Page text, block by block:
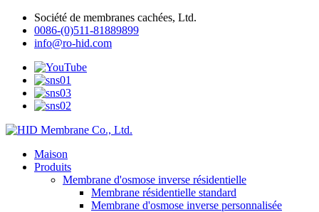
Société de membranes cachées, Ltd.
0086-(0)511-81889899
info@ro-hid.com
Maison
Produits
Membrane d'osmose inverse résidentielle
Membrane résidentielle standard
Membrane d'osmose inverse personnalisée